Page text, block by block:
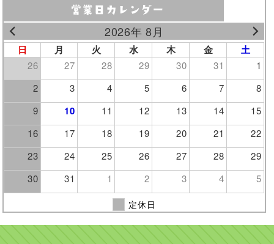
2026年 8月
日 月 火 水 木 金 土
26 27 28 29 30 31
1
2
3 4 5 6 7
8
9
10 11 12 13 14
15
16
17 18 19 20 21
22
23
24 25 26 27 28
29
30
31 1 2 3 4 5
定休日